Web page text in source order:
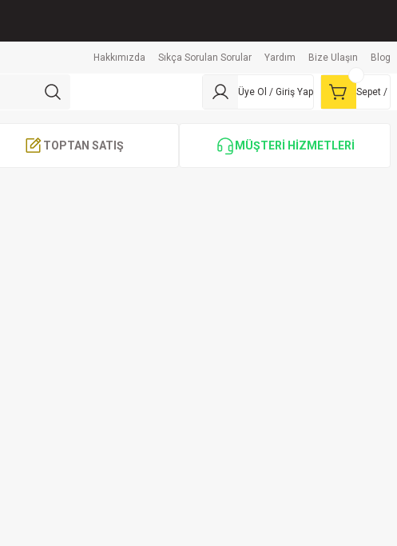
Hakkımızda Sıkça Sorulan Sorular Yardım Bize Ulaşın Blog
Üye Ol / Giriş Yap Sepet /
TOPTAN SATIŞ MÜŞTERİ HİZMETLERİ